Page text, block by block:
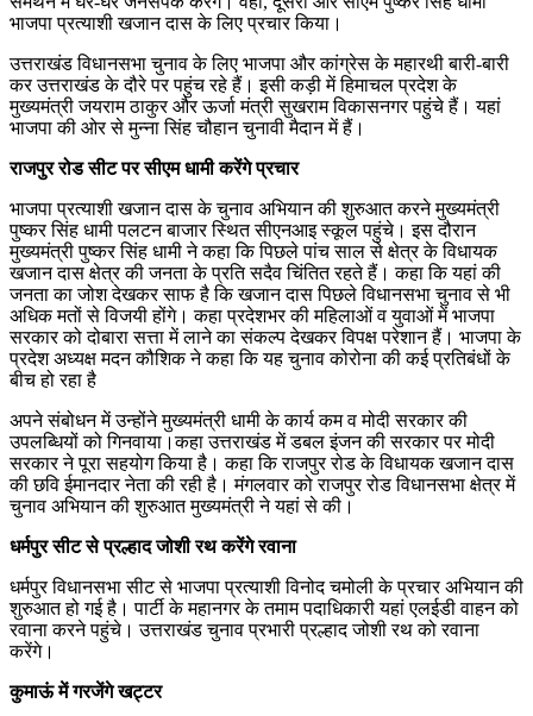
भाजपा प्रत्याशी खजान दास के लिए प्रचार किया।
उत्तराखंड विधानसभा चुनाव के लिए भाजपा और कांग्रेस के महारथी बारी-बारी
कर उत्तराखंड के दौरे पर पहुंच रहे हैं। इसी कड़ी में हिमाचल प्रदेश के
मुख्यमंत्री जयराम ठाकुर और ऊर्जा मंत्री सुखराम विकासनगर पहुंचे हैं। यहां
भाजपा की ओर से मुन्ना सिंह चौहान चुनावी मैदान में हैं।
राजपुर रोड सीट पर सीएम धामी करेंगे प्रचार
भाजपा प्रत्याशी खजान दास के चुनाव अभियान की शुरुआत करने मुख्यमंत्री
पुष्कर सिंह धामी पलटन बाजार स्थित सीएनआइ स्कूल पहुंचे। इस दौरान
मुख्यमंत्री पुष्कर सिंह धामी ने कहा कि पिछले पांच साल से क्षेत्र के विधायक
खजान दास क्षेत्र की जनता के प्रति सदैव चिंतित रहते हैं। कहा कि यहां की
जनता का जोश देखकर साफ है कि खजान दास पिछले विधानसभा चुनाव से भी
अधिक मतों से विजयी होंगे। कहा प्रदेशभर की महिलाओं व युवाओं में भाजपा
सरकार को दोबारा सत्ता में लाने का संकल्प देखकर विपक्ष परेशान हैं। भाजपा के
प्रदेश अध्यक्ष मदन कौशिक ने कहा कि यह चुनाव कोरोना की कई प्रतिबंधों के
बीच हो रहा है
अपने संबोधन में उन्होंने मुख्यमंत्री धामी के कार्य कम व मोदी सरकार की
उपलब्धियों को गिनवाया।कहा उत्तराखंड में डबल इंजन की सरकार पर मोदी
सरकार ने पूरा सहयोग किया है। कहा कि राजपुर रोड के विधायक खजान दास
की छवि ईमानदार नेता की रही है। मंगलवार को राजपुर रोड विधानसभा क्षेत्र में
चुनाव अभियान की शुरुआत मुख्यमंत्री ने यहां से की।
धर्मपुर सीट से प्रल्हाद जोशी रथ करेंगे रवाना
धर्मपुर विधानसभा सीट से भाजपा प्रत्याशी विनोद चमोली के प्रचार अभियान की
शुरुआत हो गई है। पार्टी के महानगर के तमाम पदाधिकारी यहां एलईडी वाहन को
रवाना करने पहुंचे। उत्तराखंड चुनाव प्रभारी प्रल्हाद जोशी रथ को रवाना
करेंगे।
कुमाऊं में गरजेंगे खट्टर